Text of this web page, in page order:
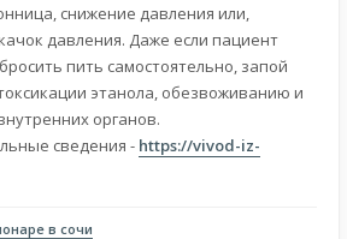
снижение давления или,
давления. Даже если пациент
пить самостоятельно, запой
этанола, обезвоживанию и
органов.
сведения - https://vivod-iz-
в сочи